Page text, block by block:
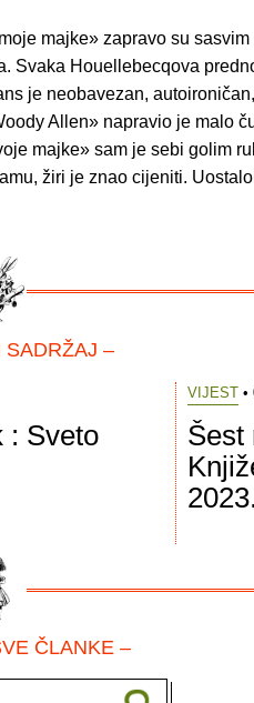
majke» zapravo su sasvim
Svaka Houellebecqova
je neobavezan,
Allen» napravio je malo
majke» sam je sebi golim
žiri je znao cijeniti.
SADRŽAJ –
: Sveto
VIJEST•
Šest
2023.
ČLANKE –